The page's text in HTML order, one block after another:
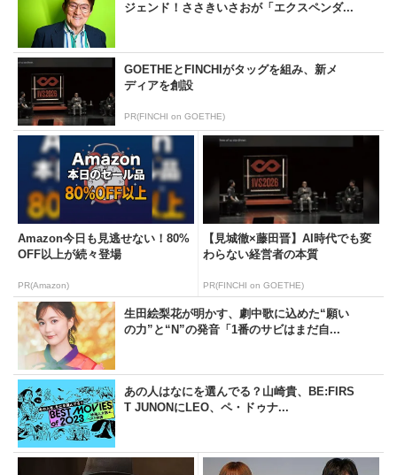
ジェンド！ささきいさおが「エクスペンダ...
GOETHEとFINCHIがタッグを組み、新メ
ディアを創設
PR(FINCHI on GOETHE)
Amazon今日も見逃せない！80%
OFF以上が続々登場
PR(Amazon)
【見城徹×藤田晋】AI時代でも変
わらない経営者の本質
PR(FINCHI on GOETHE)
生田絵梨花が明かす、劇中歌に込めた“願い
の力”と“N”の発音「1番のサビはまだ自...
あの人はなにを選んでる？山崎貴、BE:FIRS
T JUNONにLEO、ペ・ドゥナ...